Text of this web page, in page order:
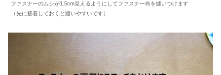
ファスナーのムシが1.5cm見えるようにしてファスナー布を縫いつけます
（先に接着しておくと縫いやすいです）